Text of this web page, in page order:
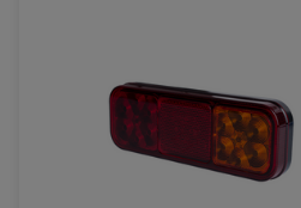
Typ av anslutning:
kabel
Lampans funktioner:
Positionsljus ,
Riktningsindikator
Reflektor